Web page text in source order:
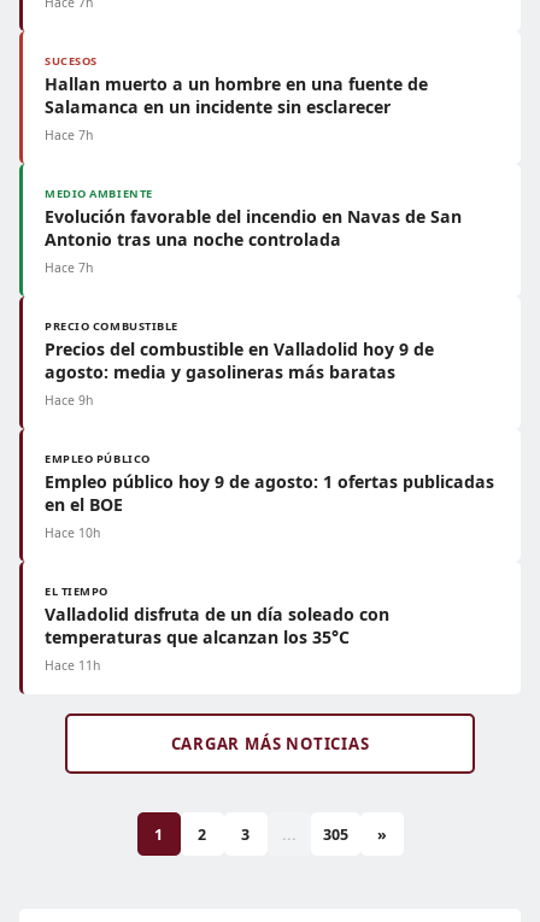
SUCESOS
Hallan muerto a un hombre en una fuente de
Salamanca en un incidente sin esclarecer
Hace 7h
MEDIO AMBIENTE
Evolución favorable del incendio en Navas de San
Antonio tras una noche controlada
Hace 7h
PRECIO COMBUSTIBLE
Precios del combustible en Valladolid hoy 9 de
agosto: media y gasolineras más baratas
Hace 9h
EMPLEO PÚBLICO
Empleo público hoy 9 de agosto: 1 ofertas publicadas
en el BOE
Hace 10h
EL TIEMPO
Valladolid disfruta de un día soleado con
temperaturas que alcanzan los 35°C
Hace 11h
CARGAR MÁS NOTICIAS
1 2 3 ... 305 »